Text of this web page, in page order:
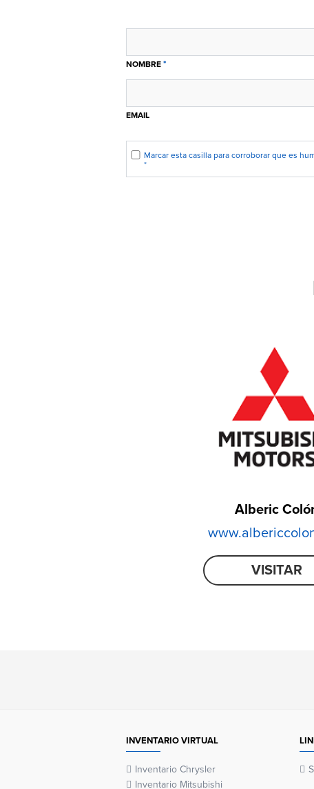
NOMBRE *
EMAIL
Marcar esta casilla para corroborar que es
*
Alberic
VISITAR
INVENTARIO VIRTUAL
Inventario Chrysler
Inventario Mitsubishi